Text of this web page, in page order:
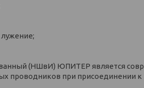
(НШвИ) ЮПИТЕР является
проводников при присоединении к